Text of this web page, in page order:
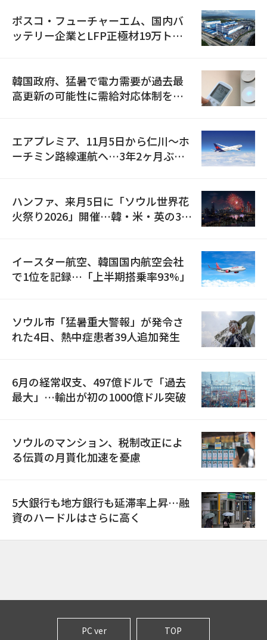
ポスコ・フューチャーエム、国内バ
ッテリー企業とLFP正極材19万トン
韓国政府、猛暑で電力需要が過去最
高更新の可能性に需給対応体制を点
エアプレミア、11月5日から仁川〜ホ
ーチミン路線運航へ…3年2ヶ月ぶり
ハンファ、来月5日に「ソウル世界花
火祭り2026」開催…韓・米・英の3カ
イースター航空、韓国国内航空会社
で1位を記録…「上半期搭乗率93%」
ソウル市「猛暑重大警報」が発令さ
れた4日、熱中症患者39人追加発生
6月の経常収支、497億ドルで「過去
最大」…輸出が初の1000億ドル突破
ソウルのマンション、税制改正によ
る伝貰の月貰化加速を憂慮
5大銀行も地方銀行も延滞率上昇…融
資のハードルはさらに高く
PC ver TOP